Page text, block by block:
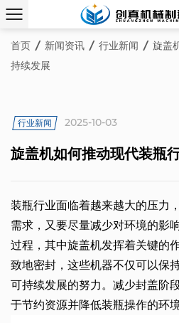
首页 / 新闻资讯 / 行业新闻 / 旋盖
持续发展
行业新闻 2025-10-03
旋盖机如何推动现代装瓶
装瓶行业面临着越来越大的压力
需求，又要尽量减少对环境的影
过程，其中旋盖机发挥着关键的
致地密封，这些机器不仅可以保
可持续发展的努力。减少封盖阶
于节约资源并降低装瓶操作的环境